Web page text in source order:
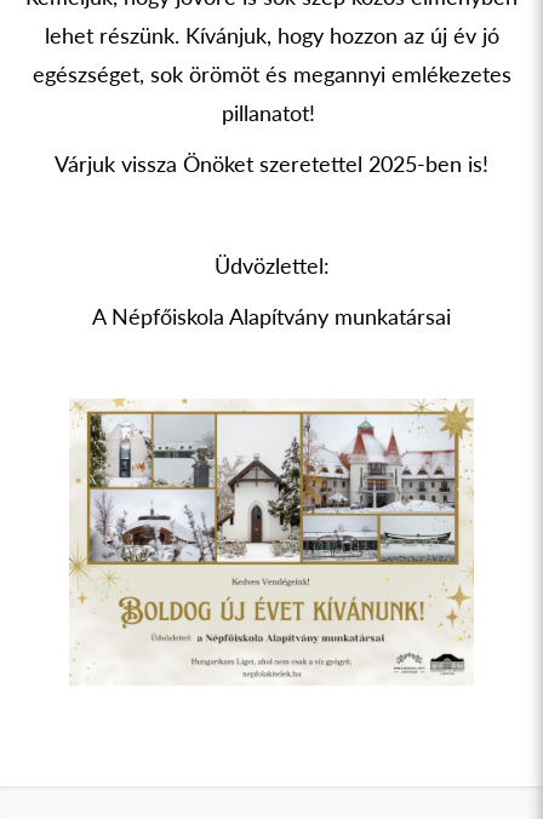
lehet részünk. Kívánjuk, hogy hozzon az új év jó
egészséget, sok örömöt és megannyi emlékezetes
pillanatot!
Várjuk vissza Önöket szeretettel 2025-ben is!
Üdvözlettel:
A Népfőiskola Alapítvány munkatársai